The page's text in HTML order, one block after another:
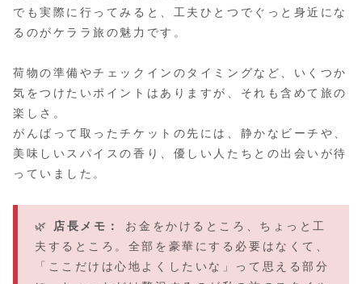
でも実際に行ってみると、工夫ひとつでぐっと身近にな
るのがケララ旅の魅力です。
荷物の準備やチェックインのタイミングなど、いくつか
気をつけたいポイントはありますが、それも含めて旅の
楽しさ。
がんばって取ったチケットの先には、静かなビーチや、
美味しいスパイスの香り、優しい人たちとの出会いが待
っていました。
🌿 店長メモ：
お金をかけるところ、ちょっと工
夫するところ。全部を豪華にする必要はなくて、
「ここだけは心地よくしたいな」って思える部分